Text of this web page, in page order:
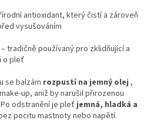
antioxidant, který čistí a zároveň
vysušováním
– tradičně používaný pro zklidňující a
o pleť
se balzám rozpustí na jemný olej ,
up, aniž by narušil přirozenou
odstranění je pleť jemná, hladká a
pocitu mastnoty nebo napětí.